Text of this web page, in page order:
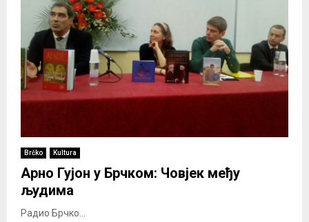
Brčko Kultura
Арно Гујон у Брчком: Човјек међу
људима
Радио Брчко...